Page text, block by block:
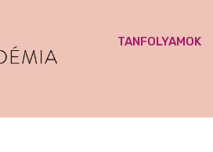
TANFOLYAMOK